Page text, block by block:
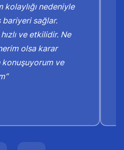
kolaylığı nedeniyle
sağlar.
ve etkilidir. Ne
olsa karar
ve